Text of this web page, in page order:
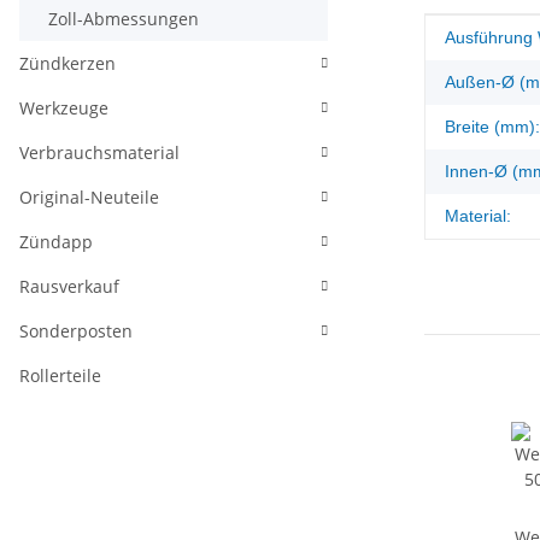
Wert
Ausführung
Außen-Ø
Breite (mm):
Innen-Ø
Material:
Zoll-Abmessungen
Zündkerzen
Werkzeuge
Verbrauchsmaterial
Original-Neuteile
Zündapp
Rausverkauf
Sonderposten
Rollerteile